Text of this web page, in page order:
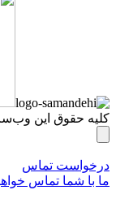
کلیه حقوق این وب‌سایت
درخواست تماس
ما با شما تماس